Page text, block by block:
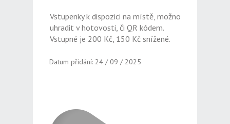
Vstupenky k dispozici na místě, možno
uhradit v hotovosti, či QR kódem.
Vstupné je 200 Kč, 150 Kč snížené.
Datum přidání: 24 / 09 / 2025